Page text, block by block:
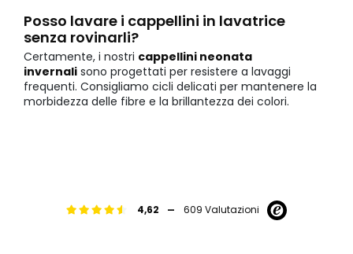
Posso lavare i cappellini in lavatrice
senza rovinarli?
Certamente, i nostri cappellini neonata
invernali sono progettati per resistere a lavaggi
frequenti. Consigliamo cicli delicati per mantenere la
morbidezza delle fibre e la brillantezza dei colori.
4,62 - 609 Valutazioni